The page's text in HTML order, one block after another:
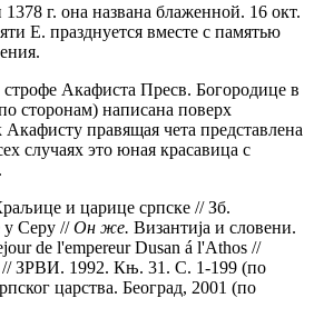
г. она названа блаженной. 16 окт.
Е. празднуется вместе с памятью
Акафиста Пресв. Богородице в
сторонам) написана поверх
правящая чета представлена
случаях это юная красавица с
и царице српске // Зб.
у Серу //Он же. Византиjа и словени.
de l'empereur Dusan á l'Athos //
// ЗРВИ. 1992. Књ. 31. С. 1-199 (по
царства. Београд, 2001 (по